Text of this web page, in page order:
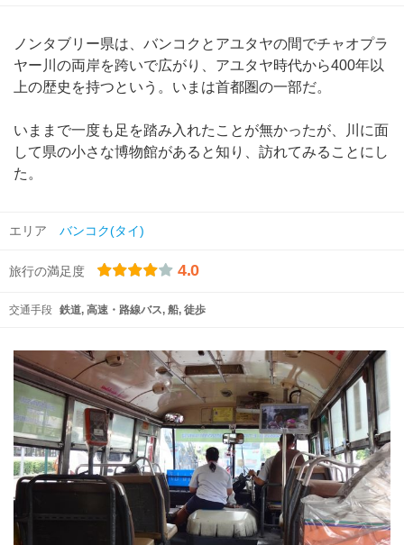
ノンタブリー県は、バンコクとアユタヤの間でチャオプラ
ヤー川の両岸を跨いで広がり、アユタヤ時代から400年以
上の歴史を持つという。いまは首都圏の一部だ。
いままで一度も足を踏み入れたことが無かったが、川に面
して県の小さな博物館があると知り、訪れてみることにし
た。
エリア バンコク(タイ)
旅行の満足度 4.0
交通手段 鉄道 高速・路線バス 船 徒歩